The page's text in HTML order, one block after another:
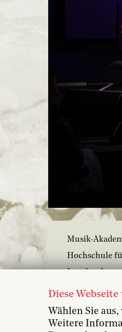
Musik-
Hochschule
4051 Basel
+41 61 264 57
Diese
Wählen Sie
Weitere